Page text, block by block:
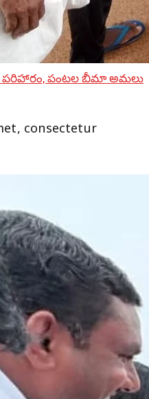
పరిహారం, పంటల బీమా అమలు
consectetur